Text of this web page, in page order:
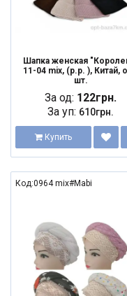
Шапка женская
11-04 mix, (р.р. ), Китай,
шт.
За од: 122грн.
За уп: 610грн.
Купить
Код:0964 mix#Mabi